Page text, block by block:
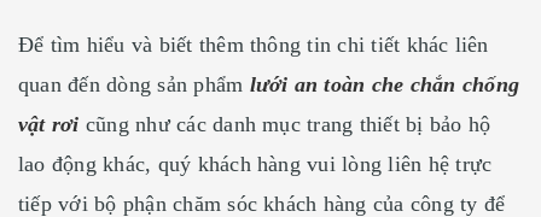
Để tìm hiểu và biết thêm thông tin chi tiết khác liên
quan đến dòng sản phẩm lưới an toàn che chắn chống
vật rơi cũng như các danh mục trang thiết bị bảo hộ
lao động khác, quý khách hàng vui lòng liên hệ trực
tiếp với bộ phận chăm sóc khách hàng của công ty để